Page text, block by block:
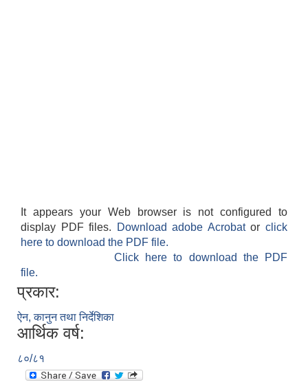
It appears your Web browser is not configured to
display PDF files.
Download adobe Acrobatorclick
here to download the PDF file.
Click here to download the PDF
file.
प्रकार:
ऐन, कानुन तथा निर्देशिका
आर्थिक वर्ष:
८०/८१